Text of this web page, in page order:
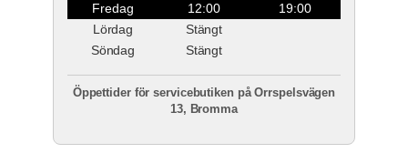
Fredag
12:00
19:00
Lördag
Stängt
Söndag
Stängt
Öppettider för servicebutiken på Orrspelsvägen
13, Bromma